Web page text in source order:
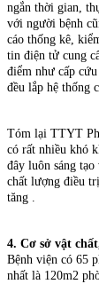
ngắn thời gian,
với người bệnh
cáo thống kê,
tin điện tử cung
điểm như cấp
đều lắp hệ thống
Tóm lại TTYT
có rất nhiều khó
đây luôn sáng
chất lượng điều
tăng .
4. Cơ sở vật
Bệnh viện có 65
nhất là 120m2